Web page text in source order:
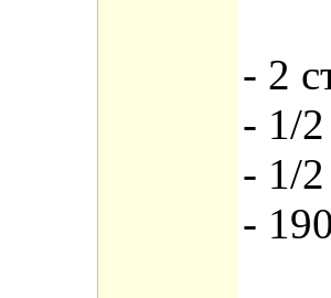
- 2
- 1/
- 1/
-